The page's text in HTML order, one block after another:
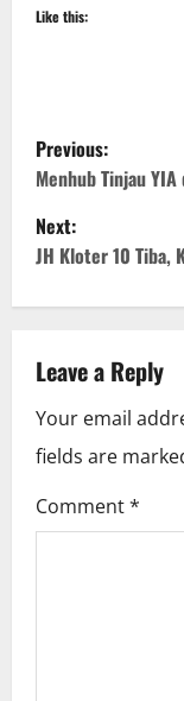
Like this:
P
o
s
a
v
i
g
Previous:
Menhub Tinjau
Next:
JH Kloter 10 Tiba,
Leave a Reply
Your email
fields are
Comment*